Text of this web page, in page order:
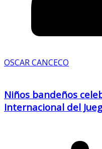
OSCAR CANCECO
Niños bandeños
Internacional del